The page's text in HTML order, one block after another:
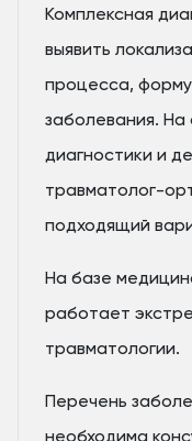
Комплексная
выявить
процесса,
заболевания. На
диагностики и
травматолог-
подходящий
На базе
работает
травматологии.
Перечень
необходима